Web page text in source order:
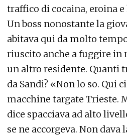
traffico di cocaina, eroina
Un boss nonostante la
abitava qui da molto
riuscito anche a fuggire in
un altro residente. Quanti
da Sandi? «Non lo so. Qui
macchine targate Trieste.
dice spacciava ad alto
se ne accorgeva. Non